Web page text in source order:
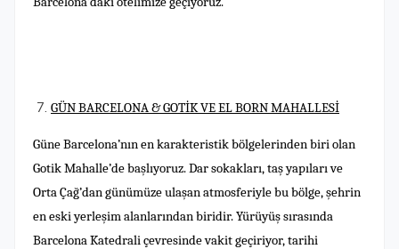
GÜN BARCELONA & GOTİK VE EL BORN MAHALLESİ
Güne Barcelona’nın en karakteristik bölgelerinden biri olan
Gotik Mahalle’de başlıyoruz. Dar sokakları, taş yapıları ve
Orta Çağ’dan günümüze ulaşan atmosferiyle bu bölge, şehrin
en eski yerleşim alanlarından biridir. Yürüyüş sırasında
Barcelona Katedrali çevresinde vakit geçiriyor, tarihi